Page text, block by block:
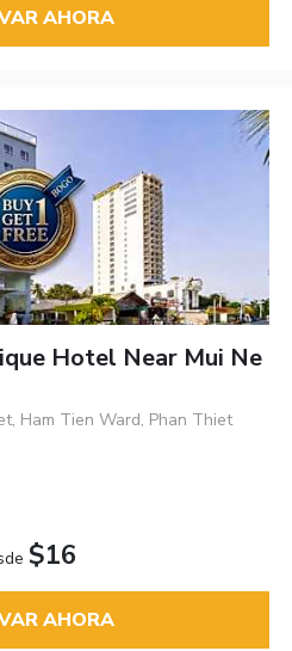
AHORA
Hotel Near Mui Ne
Ham Tien Ward, Phan Thiet
$16
AHORA